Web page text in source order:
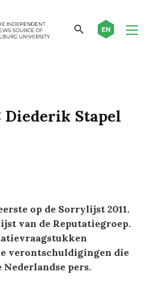
EN
Diederik Stapel
op de Sorrylijst 2011.
van de Reputatiegroep.
verontschuldigingen die
pers.